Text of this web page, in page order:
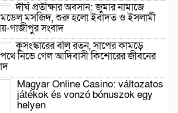
দীর্ঘ প্রতীক্ষার অবসান: জুমার নামাজে
মডেল মসজিদ, শুরু হলো ইবাদত ও ইসলামী
গাজীপুর সংবাদ
কুসংস্কারের বলি রতন, সাপের কামড়ে
নিভে গেল আদিবাসী কিশোরের জীবনের
Magyar Online Casino: változatos
játékok és vonzó bónuszok egy
helyen